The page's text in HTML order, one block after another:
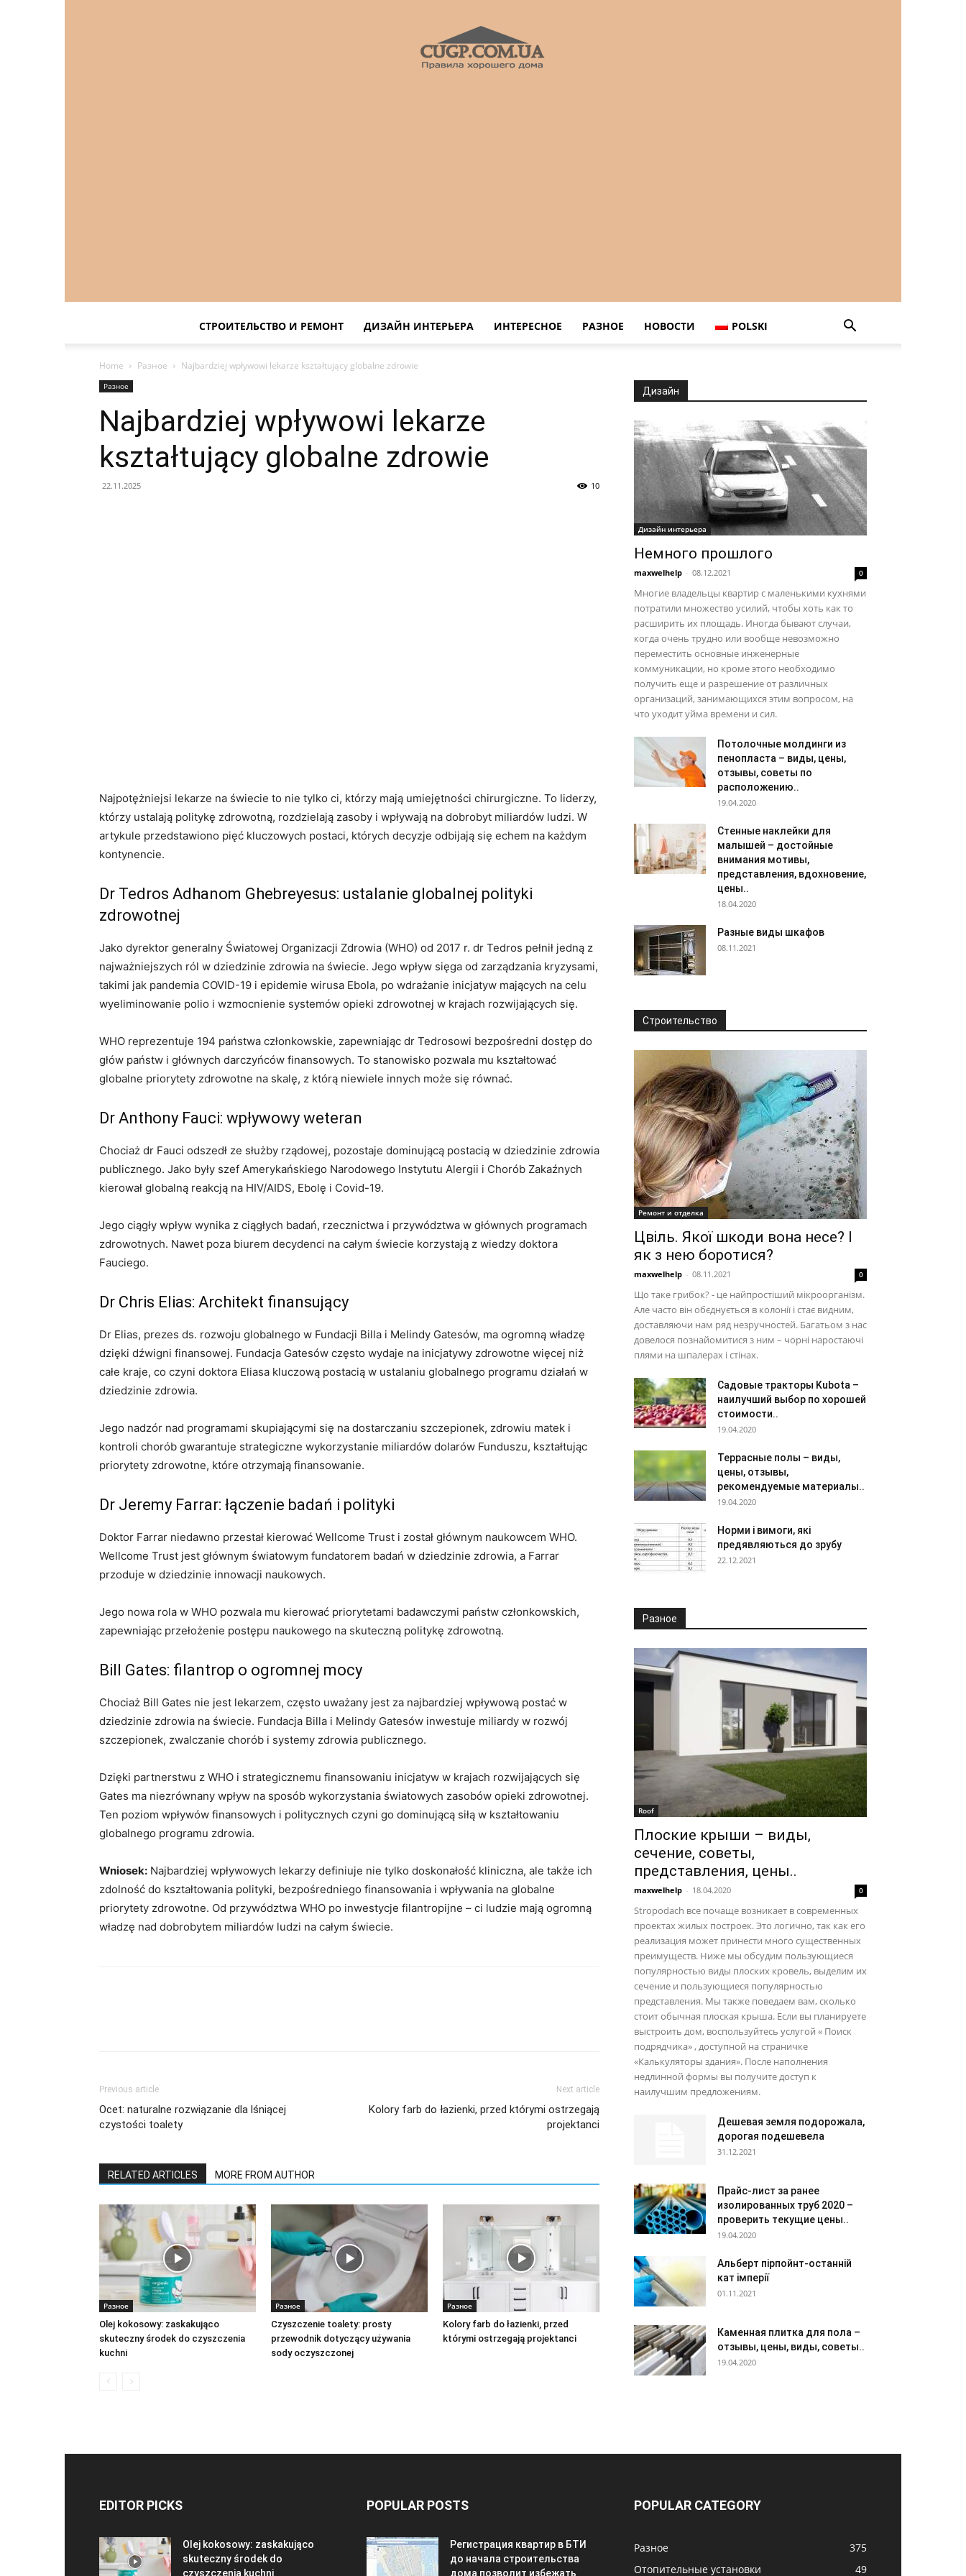
портал
СТРОИТЕЛЬСТВО И РЕМОНТ ДИЗАЙН ИНТЕРЬЕРА ИНТЕРЕСНОЕ РАЗНОЕ НОВОСТИ POLSKI
Home Разное Najbardziej wpływowi lekarze kształtujący globalne zdrowie
Разное
Najbardziej wpływowi lekarze
kształtujący globalne zdrowie
22.11.2025 10
Najpotężniejsi lekarze na świecie to nie tylko ci, którzy mają umiejętności chirurgiczne. To liderzy,
którzy ustalają politykę zdrowotną, rozdzielają zasoby i wpływają na dobrobyt miliardów ludzi. W
artykule przedstawiono pięć kluczowych postaci, których decyzje odbijają się echem na każdym
kontynencie.
Dr Tedros Adhanom Ghebreyesus: ustalanie globalnej polityki
zdrowotnej
Jako dyrektor generalny Światowej Organizacji Zdrowia (WHO) od 2017 r. dr Tedros pełnił jedną z
najważniejszych ról w dziedzinie zdrowia na świecie. Jego wpływ sięga od zarządzania kryzysami,
takimi jak pandemia COVID-19 i epidemie wirusa Ebola, po wdrażanie inicjatyw mających na celu
wyeliminowanie polio i wzmocnienie systemów opieki zdrowotnej w krajach rozwijających się.
WHO reprezentuje 194 państwa członkowskie, zapewniając dr Tedrosowi bezpośredni dostęp do
głów państw i głównych darczyńców finansowych. To stanowisko pozwala mu kształtować
globalne priorytety zdrowotne na skalę, z którą niewiele innych może się równać.
Dr Anthony Fauci: wpływowy weteran
Chociaż dr Fauci odszedł ze służby rządowej, pozostaje dominującą postacią w dziedzinie zdrowia
publicznego. Jako były szef Amerykańskiego Narodowego Instytutu Alergii i Chorób Zakaźnych
kierował globalną reakcją na HIV/AIDS, Ebolę i Covid-19.
Jego ciągły wpływ wynika z ciągłych badań, rzecznictwa i przywództwa w głównych programach
zdrowotnych. Nawet poza biurem decydenci na całym świecie korzystają z wiedzy doktora
Fauciego.
Dr Chris Elias: Architekt finansujący
Dr Elias, prezes ds. rozwoju globalnego w Fundacji Billa i Melindy Gatesów, ma ogromną władzę
dzięki dźwigni finansowej. Fundacja Gatesów często wydaje na inicjatywy zdrowotne więcej niż
całe kraje, co czyni doktora Eliasa kluczową postacią w ustalaniu globalnego programu działań w
dziedzinie zdrowia.
Jego nadzór nad programami skupiającymi się na dostarczaniu szczepionek, zdrowiu matek i
kontroli chorób gwarantuje strategiczne wykorzystanie miliardów dolarów Funduszu, kształtując
priorytety zdrowotne, które otrzymają finansowanie.
Dr Jeremy Farrar: łączenie badań i polityki
Doktor Farrar niedawno przestał kierować Wellcome Trust i został głównym naukowcem WHO.
Wellcome Trust jest głównym światowym fundatorem badań w dziedzinie zdrowia, a Farrar
przoduje w dziedzinie innowacji naukowych.
Jego nowa rola w WHO pozwala mu kierować priorytetami badawczymi państw członkowskich,
zapewniając przełożenie postępu naukowego na skuteczną politykę zdrowotną.
Bill Gates: filantrop o ogromnej mocy
Chociaż Bill Gates nie jest lekarzem, często uważany jest za najbardziej wpływową postać w
dziedzinie zdrowia na świecie. Fundacja Billa i Melindy Gatesów inwestuje miliardy w rozwój
szczepionek, zwalczanie chorób i systemy zdrowia publicznego.
Dzięki partnerstwu z WHO i strategicznemu finansowaniu inicjatyw w krajach rozwijających się
Gates ma niezrównany wpływ na sposób wykorzystania światowych zasobów opieki zdrowotnej.
Ten poziom wpływów finansowych i politycznych czyni go dominującą siłą w kształtowaniu
globalnego programu zdrowia.
Wniosek: Najbardziej wpływowych lekarzy definiuje nie tylko doskonałość kliniczna, ale także ich
zdolność do kształtowania polityki, bezpośredniego finansowania i wpływania na globalne
priorytety zdrowotne. Od przywództwa WHO po inwestycje filantropijne – ci ludzie mają ogromną
władzę nad dobrobytem miliardów ludzi na całym świecie.
Previous article
Ocet: naturalne rozwiązanie dla lśniącej
czystości toalety
Next article
Kolory farb do łazienki, przed którymi ostrzegają
projektanci
RELATED ARTICLES MORE FROM AUTHOR
Разное
Olej kokosowy: zaskakująco
skuteczny środek do czyszczenia
kuchni
Разное
Czyszczenie toalety: prosty
przewodnik dotyczący używania
sody oczyszczonej
Разное
Kolory farb do łazienki, przed
którymi ostrzegają projektanci
Дизайн
Дизайн интерьера
Немного прошлого
maxwelhelp - 08.12.2021 0
Многие владельцы квартир с маленькими кухнями
потратили множество усилий, чтобы хоть как то
расширить их площадь. Иногда бывают случаи,
когда очень трудно или вообще невозможно
переместить основные инженерные
коммуникации, но кроме этого необходимо
получить еще и разрешение от различных
организаций, занимающихся этим вопросом, на
что уходит уйма времени и сил.
Потолочные молдинги из
пенопласта – виды, цены,
отзывы, советы по
расположению..
19.04.2020
Стенные наклейки для
малышей – достойные
внимания мотивы,
представления, вдохновение,
цены..
18.04.2020
Разные виды шкафов
08.11.2021
Строительство
Ремонт и отделка
Цвіль. Якої шкоди вона несе? І
як з нею боротися?
maxwelhelp - 08.11.2021 0
Що таке грибок? - це найпростіший мікроорганізм.
Але часто він обєднується в колонії і стає видним,
доставляючи нам ряд незручностей. Багатьом з нас
довелося познайомитися з ним – чорні наростаючі
плями на шпалерах і стінах.
Садовые тракторы Kubota –
наилучший выбор по хорошей
стоимости..
19.04.2020
Террасные полы – виды,
цены, отзывы,
рекомендуемые материалы..
19.04.2020
Норми і вимоги, які
предявляються до зрубу
22.12.2021
Разное
Roof
Плоские крыши – виды,
сечение, советы,
представления, цены..
maxwelhelp - 18.04.2020 0
Stropodach все почаще возникает в современных
проектах жилых построек. Это логично, так как его
реализация может принести много существенных
преимуществ. Ниже мы обсудим пользующиеся
популярностью виды плоских кровель, выделим их
сечение и пользующиеся популярностью
представления. Мы также поведаем вам, сколько
стоит обычная плоская крыша. Если вы планируете
выстроить дом, воспользуйтесь услугой « Поиск
подрядчика» , доступной на страничке
«Калькуляторы здания». После наполнения
недлинной формы вы получите доступ к
наилучшим предложениям.
Дешевая земля подорожала,
дорогая подешевела
31.12.2021
Прайс-лист за ранее
изолированных труб 2020 –
проверить текущие цены..
19.04.2020
Альберт пірпойнт-останній
кат імперії
01.11.2021
Каменная плитка для пола –
отзывы, цены, виды, советы..
19.04.2020
EDITOR PICKS
Olej kokosowy: zaskakująco
skuteczny środek do
czyszczenia kuchni
POPULAR POSTS
Регистрация квартир в БТИ
до начала строительства
дома позволит избежать
POPULAR CATEGORY
Разное
375
Отопительные установки
49